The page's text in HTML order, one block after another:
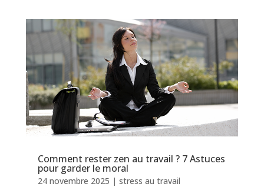
Comment rester zen au travail ? 7 Astuces
pour garder le moral
24 novembre 2025 | stress au travail